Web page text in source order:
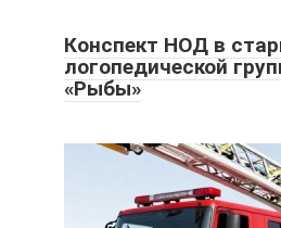
Конспект НОД в
логопедической
«Рыбы»